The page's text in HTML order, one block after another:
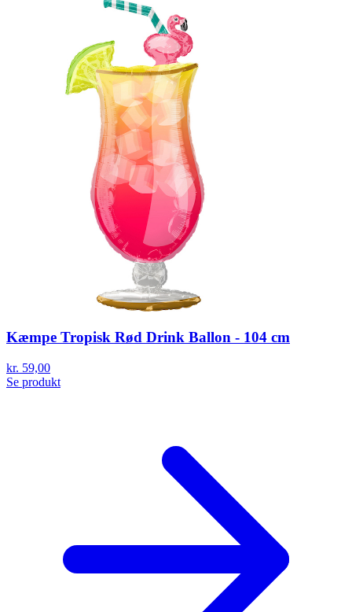
Kæmpe Tropisk Rød Drink Ballon - 104 cm
kr. 59,00
Se produkt